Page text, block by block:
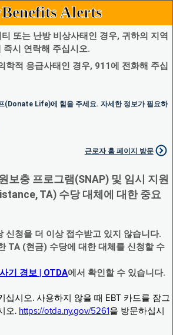
Alerts
또는 난방 비상사태인 경우, 귀하의 지역
즉시 연락해 주십시오.
학적 응급사태인 경우, 911에 전화해 주십
(Donate Life)에 힘을 주세요. 자세한 정보가 필요하
근로자 홈 페이지 방문
보충 프로그램(SNAP) 및 임시 지원
TA) 수당 대체에 대한 중요
신청을 더 이상 접수받고 있지 않습니다.
TA (현금) 수당에 대한 대체를 신청할 수
기 경보 | OTDA에서 확인할 수 있습니다.
십시오. 사용하지 않을 때 EBT 카드를 잠그
오. https://otda.ny.gov/5261 을 방문하십시